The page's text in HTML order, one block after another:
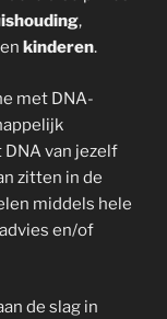
,
en kinderen.
met DNA-
van jezelf
zitten in de
middels hele
en/of
de slag in